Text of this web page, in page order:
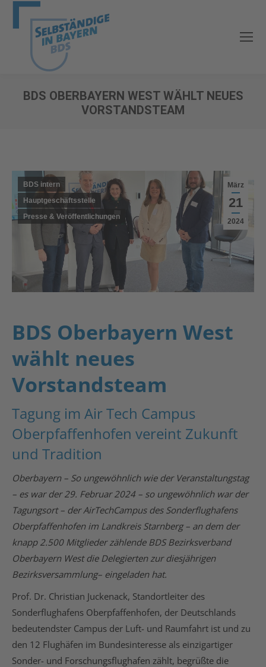
BDS OBERBAYERN WEST WÄHLT NEUES
VORSTANDSTEAM
März
21
2024
BDS intern
Hauptgeschäftsstelle
Presse & Veröffentlichungen
BDS Oberbayern West
wählt neues
Vorstandsteam
Tagung im Air Tech Campus
Oberpfaffenhofen vereint Zukunft
und Tradition
Oberbayern – So ungewöhnlich wie der Veranstaltungstag
– es war der 29. Februar 2024 – so ungewöhnlich war der
Tagungsort – der AirTechCampus des Sonderflughafens
Oberpfaffenhofen im Landkreis Starnberg – an dem der
knapp 2.500 Mitglieder zählende BDS Bezirksverband
Oberbayern West die Delegierten zur diesjährigen
Bezirksversammlung– eingeladen hat.
Prof. Dr. Christian Juckenack, Standortleiter des
Sonderflughafens Oberpfaffenhofen, der Deutschlands
bedeutendster Campus der Luft- und Raumfahrt ist und zu
den 12 Flughäfen im Bundesinteresse als einzigartiger
Sonder- und Forschungsflughafen zählt, begrüßte die